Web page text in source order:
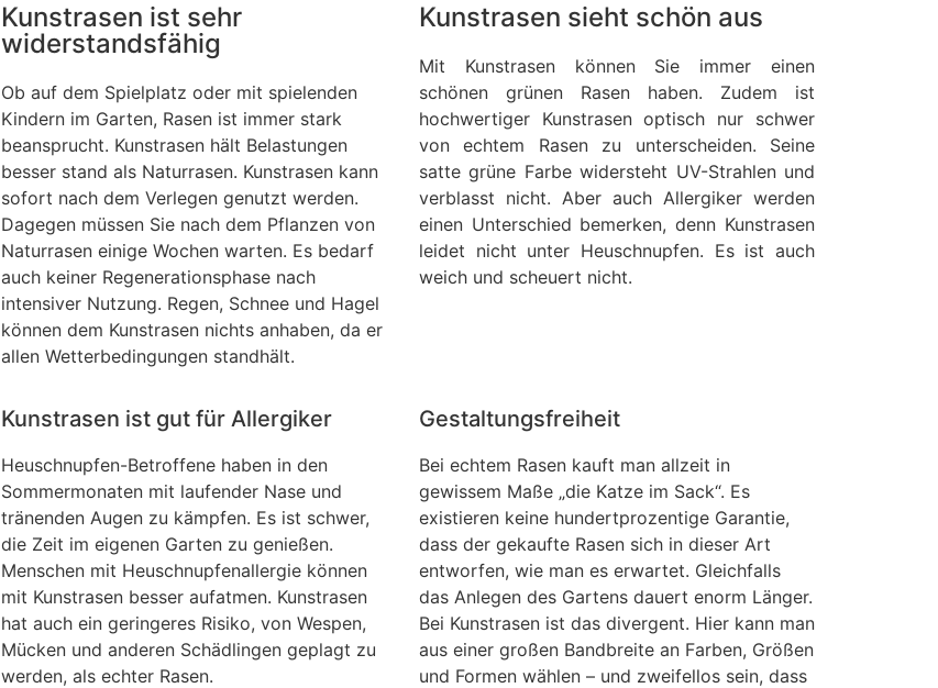
Kunstrasen ist sehr
widerstandsfähig
Ob auf dem Spielplatz oder mit spielenden
Kindern im Garten, Rasen ist immer stark
beansprucht. Kunstrasen hält Belastungen
besser stand als Naturrasen. Kunstrasen kann
sofort nach dem Verlegen genutzt werden.
Dagegen müssen Sie nach dem Pflanzen von
Naturrasen einige Wochen warten. Es bedarf
auch keiner Regenerationsphase nach
intensiver Nutzung. Regen, Schnee und Hagel
können dem Kunstrasen nichts anhaben, da er
allen Wetterbedingungen standhält.
Kunstrasen sieht schön aus
Mit Kunstrasen können Sie immer einen
schönen grünen Rasen haben. Zudem ist
hochwertiger Kunstrasen optisch nur schwer
von echtem Rasen zu unterscheiden. Seine
satte grüne Farbe widersteht UV-Strahlen und
verblasst nicht. Aber auch Allergiker werden
einen Unterschied bemerken, denn Kunstrasen
leidet nicht unter Heuschnupfen. Es ist auch
weich und scheuert nicht.
Kunstrasen ist gut für Allergiker
Heuschnupfen-Betroffene haben in den
Sommermonaten mit laufender Nase und
tränenden Augen zu kämpfen. Es ist schwer,
die Zeit im eigenen Garten zu genießen.
Menschen mit Heuschnupfenallergie können
mit Kunstrasen besser aufatmen. Kunstrasen
hat auch ein geringeres Risiko, von Wespen,
Mücken und anderen Schädlingen geplagt zu
werden, als echter Rasen.
Gestaltungsfreiheit
Bei echtem Rasen kauft man allzeit in
gewissem Maße „die Katze im Sack“. Es
existieren keine hundertprozentige Garantie,
dass der gekaufte Rasen sich in dieser Art
entworfen, wie man es erwartet. Gleichfalls
das Anlegen des Gartens dauert enorm Länger.
Bei Kunstrasen ist das divergent. Hier kann man
aus einer großen Bandbreite an Farben, Größen
und Formen wählen – und zweifellos sein, dass